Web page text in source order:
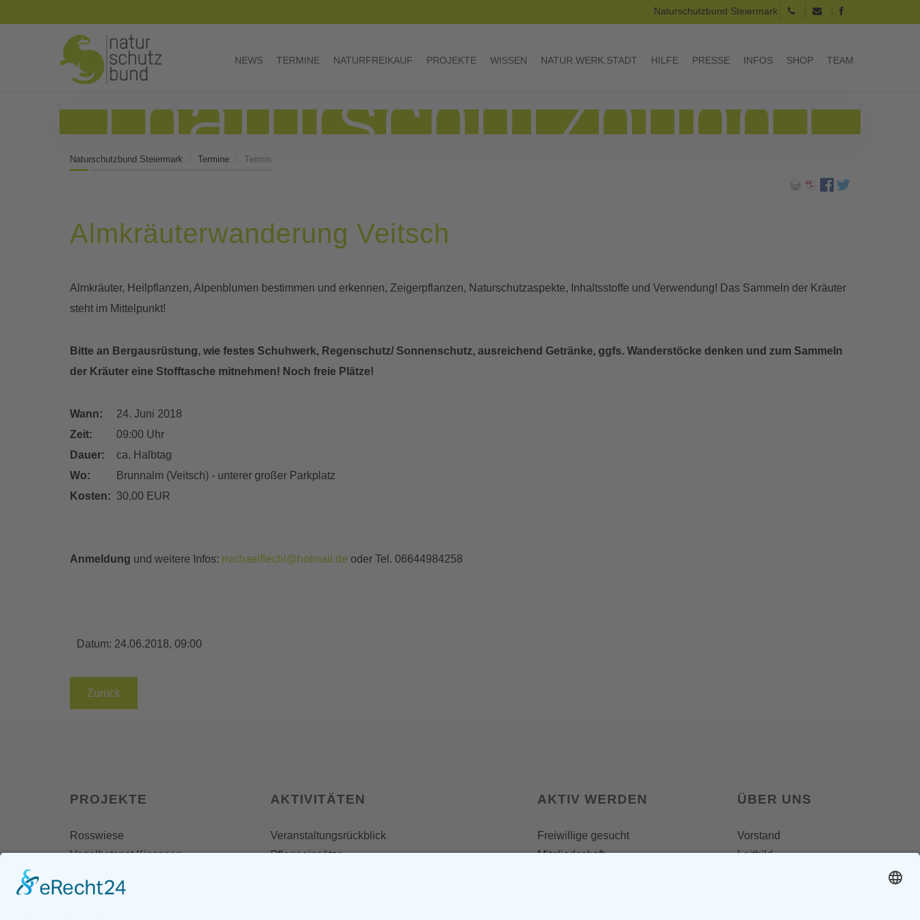
Naturschutzbund Steiermark
NEWS TERMINE NATURFREIKAUF PROJEKTE WISSEN NATUR.WERK.STADT HILFE PRESSE INFOS SHOP TEAM
Naturschutzbund Steiermark Termine Termin
Almkräuterwanderung Veitsch
Almkräuter, Heilpflanzen, Alpenblumen bestimmen und erkennen, Zeigerpflanzen, Naturschutzaspekte, Inhaltsstoffe und Verwendung! Das Sammeln der Kräuter
steht im Mittelpunkt!
Bitte an Bergausrüstung, wie festes Schuhwerk, Regenschutz/ Sonnenschutz, ausreichend Getränke, ggfs. Wanderstöcke denken und zum Sammeln
der Kräuter eine Stofftasche mitnehmen! Noch freie Plätze!
Wann:
24. Juni 2018
Zeit:
09:00 Uhr
Dauer:
ca. Halbtag
Wo:
Brunnalm (Veitsch) - unterer großer Parkplatz
Kosten: 30,00 EUR
Anmeldung und weitere Infos: michaelflechl@hotmail.de oder Tel. 06644984258
Datum: 24.06.2018, 09:00
Zurück
PROJEKTE
Rosswiese
Vogelhotspot Kiesseen
AKTIVITÄTEN
Veranstaltungsrückblick
Pflegeeinsätze
AKTIV WERDEN
Freiwillige gesucht
Mitgliedschaft
ÜBER UNS
Vorstand
Leitbild